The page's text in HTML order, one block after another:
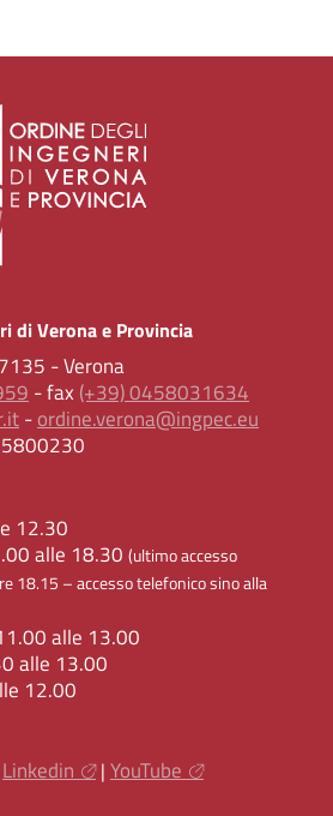
di Verona e Provincia
- Verona
- fax (+39) 0458031634
-ordine.verona@ingpec.eu
12.30
alle 18.30 (ultimo accesso
18.15 – accesso telefonico sino alla
alle 13.00
alle 13.00
12.00
Linkedin | YouTube